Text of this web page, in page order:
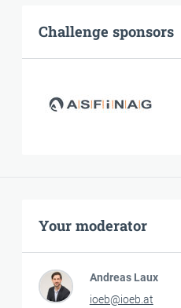
Challenge sponsors
Your moderator
Andreas Laux
ioeb@ioeb.at